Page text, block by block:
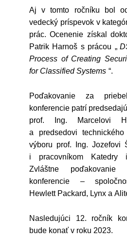
Aj v tomto ročníku bol
vedecký príspevok v
prác. Ocenenie získal
Patrik Harnoš s prácou „
Process of Creating
for Classified Systems “.
Poďakovanie za
konferencie patrí
prof. Ing. Marcelovi
a predsedovi
výboru prof. Ing. Jozefovi
i pracovníkom Katedry
Zvláštne poďakovanie
konferencie –
Hewlett Packard, Lynx a
Nasledujúci 12. ročník
bude konať v roku 2023.